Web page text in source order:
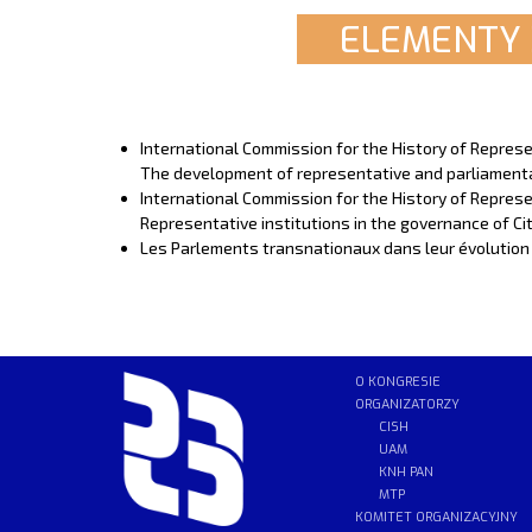
International Commission for the History of
The development of representative and
International Commission for the History of
Representative institutions in the governance of
Les Parlements transnationaux dans leur
O KONGRESIE
ORGANIZATORZY
CISH
UAM
KNH PAN
MTP
KOMITET ORGANIZACYJNY